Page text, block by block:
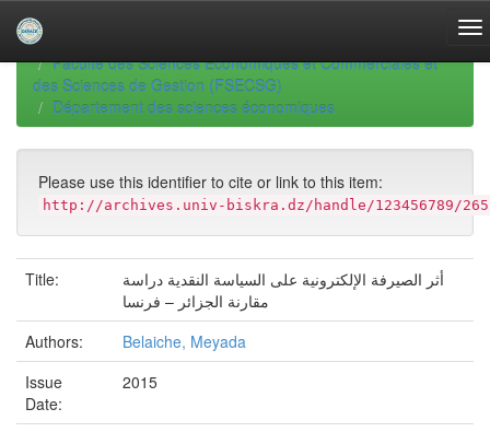
navigationUniversity of Biskra Repository
Faculté des Sciences Economiques et Commerciales et
des Sciences de Gestion (FSECSG)
Département des sciences économiques
Please use this identifier to cite or link to this item:
http://archives.univ-biskra.dz/handle/123456789/
Title:
أثر الصيرفة الإلكترونية على السياسة النقدية دراسة
مقارنة الجزائر – فرنسا
Authors:
Belaiche, Meyada
Issue
Date:
2015